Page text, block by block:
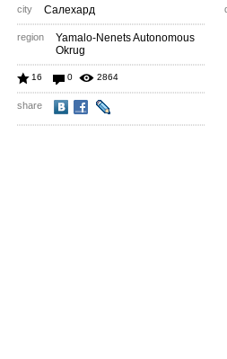
city Салехард
region
Yamalo-Nenets Autonomous
Okrug
16 0 2864
share